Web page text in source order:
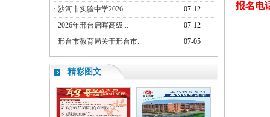
· 沙河市实验中学2026...
07-12
· 2026年邢台启晖高级...
07-12
· 邢台市教育局关于邢台市... 07-05
精彩图文
报名电